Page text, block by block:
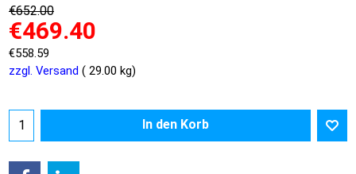
€652.00
€469.40
€558.59
zzgl. Versand
29.00 kg
In den Korb